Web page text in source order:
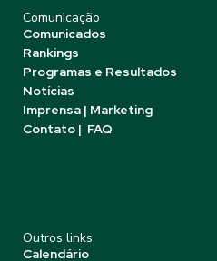
Comunicação
Comunicados
Rankings
Programas e Resultados
Notícias
Imprensa | Marketing
Contato | FAQ
Outros links
Calendário